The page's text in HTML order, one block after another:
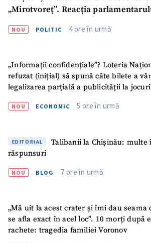
„Mirotvoreț”. Reacția
NOU POLITIC 4 ore în urmă
„Informații confidențiale”? Loteria
refuzat (inițial) să spună câte bilete a
legalizarea parțială a publicității la
NOU ECONOMIC 5 ore în urmă
EDITORIAL
Talibanii la Chișinău:
răspunsuri
NOU BLOG 7 ore în urmă
„Mă uit la acest crater și îmi dau
se afla exact în acel loc”. 10 morți după
rachete: tragedia familiei Voronov
Titlu știre
+ Adaugă titlu
Fotografie
+ Încarcă imagine
Sursă anonimă